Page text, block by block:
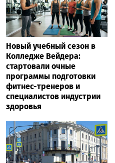
Новый учебный сезон в
Колледже Вейдера:
стартовали очные
программы подготовки
фитнес-тренеров и
специалистов индустрии
здоровья